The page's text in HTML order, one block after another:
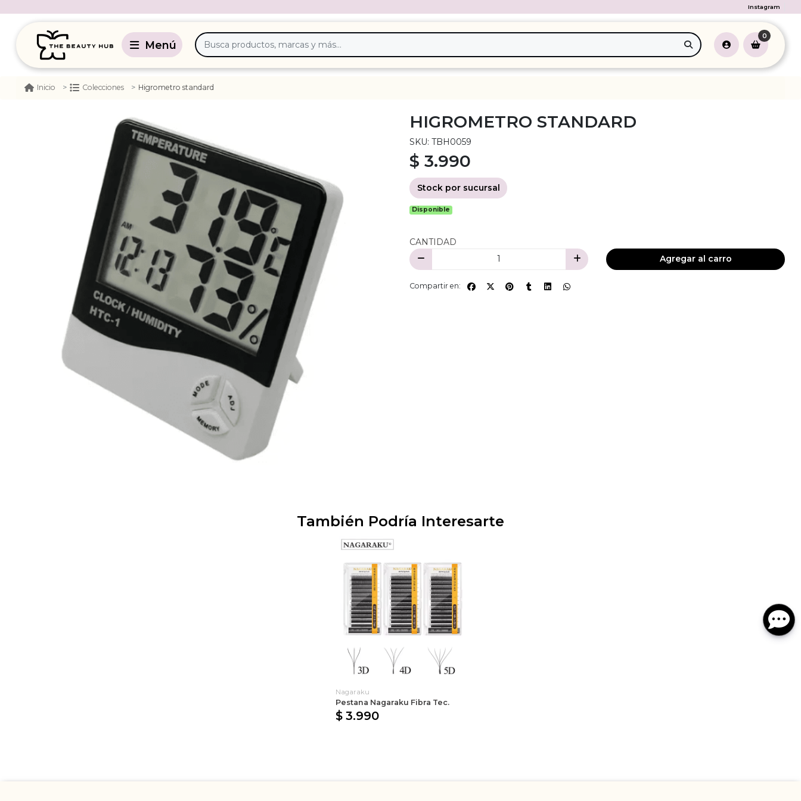
Instagram
0
Inicio Colecciones Higrometro standard
HIGROMETRO STANDARD
SKU: TBH0059
$ 3.990
Stock por sucursal
Disponible
CANTIDAD
Agregar al carro
Compartir en:
También Podría Interesarte
Nagaraku
Pestana Nagaraku Fibra Tec.
$ 3.990